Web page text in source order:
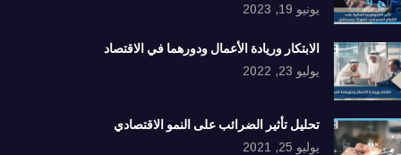
يونيو 19, 2023
الابتكار وريادة الأعمال ودورهما في الاقتصاد
يوليو 23, 2022
تحليل تأثير الضرائب على النمو الاقتصادي
يوليو 25, 2021